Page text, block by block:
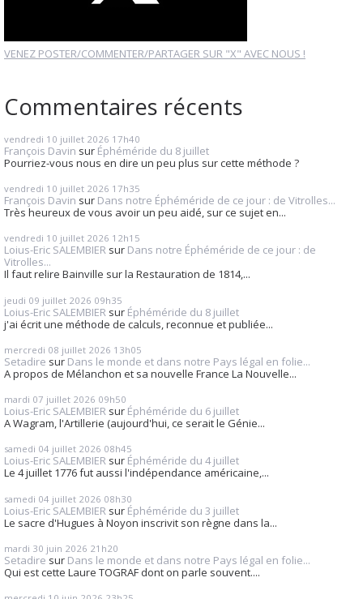
VENEZ POSTER/COMMENTER/PARTAGER SUR "X" AVEC NOUS !
Commentaires récents
vendredi 10 juillet 2026 17h40
François Davin sur Éphéméride du 8 juillet
Pourriez-vous nous en dire un peu plus sur cette méthode ?
vendredi 10 juillet 2026 17h35
François Davin sur Dans notre Éphéméride de ce jour : de Vitrolles...
Très heureux de vous avoir un peu aidé, sur ce sujet en...
vendredi 10 juillet 2026 12h15
Loius-Eric SALEMBIER sur Dans notre Éphéméride de ce jour : de
Vitrolles...
Il faut relire Bainville sur la Restauration de 1814,...
jeudi 09 juillet 2026 09h35
Loius-Eric SALEMBIER sur Éphéméride du 8 juillet
j'ai écrit une méthode de calculs, reconnue et publiée...
mercredi 08 juillet 2026 13h05
Setadire sur Dans le monde et dans notre Pays légal en folie...
A propos de Mélanchon et sa nouvelle France La Nouvelle...
mardi 07 juillet 2026 09h50
Loius-Eric SALEMBIER sur Éphéméride du 6 juillet
A Wagram, l'Artillerie (aujourd'hui, ce serait le Génie...
samedi 04 juillet 2026 08h45
Loius-Eric SALEMBIER sur Éphéméride du 4 juillet
Le 4 juillet 1776 fut aussi l'indépendance américaine,...
samedi 04 juillet 2026 08h30
Loius-Eric SALEMBIER sur Éphéméride du 3 juillet
Le sacre d'Hugues à Noyon inscrivit son règne dans la...
mardi 30 juin 2026 21h20
Setadire sur Dans le monde et dans notre Pays légal en folie...
Qui est cette Laure TOGRAF dont on parle souvent....